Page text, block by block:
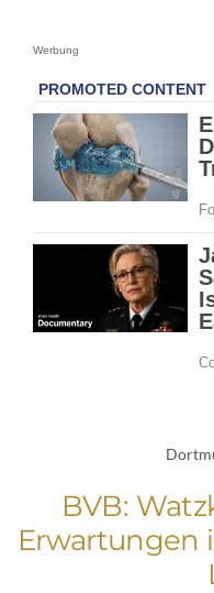
Werbung
BVB:
Erwartungen